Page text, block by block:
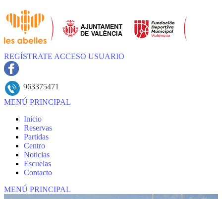
REGÍSTRATE ACCESO USUARIO
963375471
MENÚ PRINCIPAL
Inicio
Reservas
Partidas
Centro
Noticias
Escuelas
Contacto
MENÚ PRINCIPAL